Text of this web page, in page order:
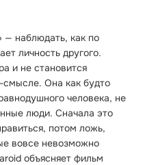
— наблюдать, как по
личность другого.
и не становится
Она как будто
человека, не
люди. Сначала это
потом ложь,
вовсе невозможно
объясняет фильм